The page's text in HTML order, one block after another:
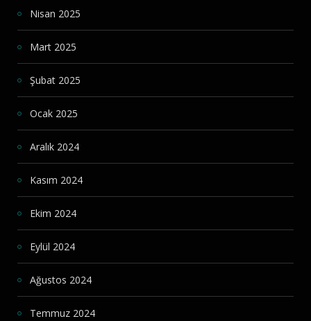
Nisan 2025
Mart 2025
Şubat 2025
Ocak 2025
Aralık 2024
Kasım 2024
Ekim 2024
Eylül 2024
Ağustos 2024
Temmuz 2024